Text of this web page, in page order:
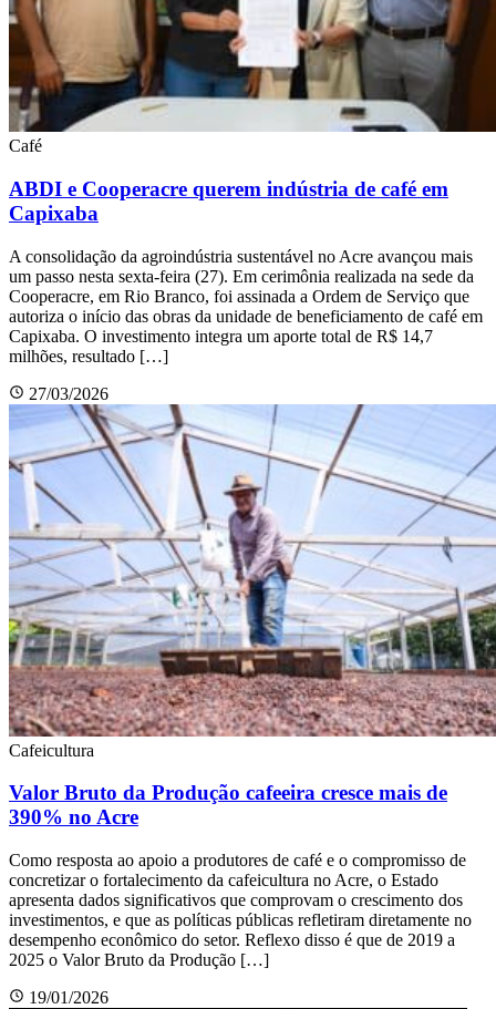
Café
ABDI e Cooperacre querem indústria de café em
Capixaba
A consolidação da agroindústria sustentável no Acre avançou mais
um passo nesta sexta-feira (27). Em cerimônia realizada na sede da
Cooperacre, em Rio Branco, foi assinada a Ordem de Serviço que
autoriza o início das obras da unidade de beneficiamento de café em
Capixaba. O investimento integra um aporte total de R$ 14,7
milhões, resultado […]
27/03/2026
Cafeicultura
Valor Bruto da Produção cafeeira cresce mais de
390% no Acre
Como resposta ao apoio a produtores de café e o compromisso de
concretizar o fortalecimento da cafeicultura no Acre, o Estado
apresenta dados significativos que comprovam o crescimento dos
investimentos, e que as políticas públicas refletiram diretamente no
desempenho econômico do setor. Reflexo disso é que de 2019 a
2025 o Valor Bruto da Produção […]
19/01/2026